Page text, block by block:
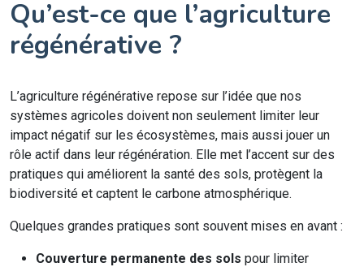
Qu’est-ce que l’agriculture
régénérative ?
L’agriculture régénérative repose sur l’idée que nos
systèmes agricoles doivent non seulement limiter leur
impact négatif sur les écosystèmes, mais aussi jouer un
rôle actif dans leur régénération. Elle met l’accent sur des
pratiques qui améliorent la santé des sols, protègent la
biodiversité et captent le carbone atmosphérique.
Quelques grandes pratiques sont souvent mises en avant :
Couverture permanente des sols pour limiter